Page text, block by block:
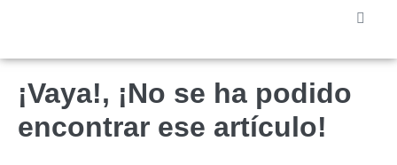
Inicio
Nuestros Cursos
¡Vaya!, ¡No se ha podido
encontrar ese artículo!